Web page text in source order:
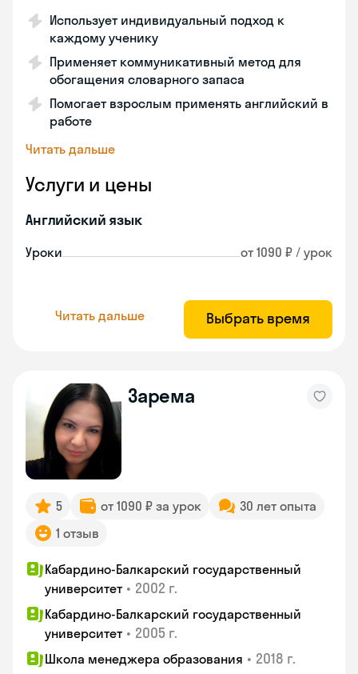
Использует индивидуальный подход к
каждому ученику
Применяет коммуникативный метод для
обогащения словарного запаса
Помогает взрослым применять английский в
работе
Читать дальше
Услуги и цены
Английский язык
Уроки от 1090 ₽ / урок
Читать дальше Выбрать время
Зарема
5 от 1090 ₽ за урок
30 лет опыта
1 отзыв
Кабардино-Балкарский государственный
университет • 2002 г.
Кабардино-Балкарский государственный
университет • 2005 г.
Школа менеджера образования • 2018 г.